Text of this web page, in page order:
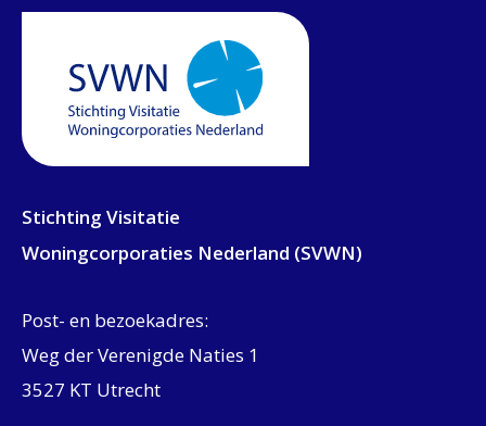
Stichting Visitatie
Woningcorporaties Nederland (SVWN)
Post- en bezoekadres:
Weg der Verenigde Naties 1
3527 KT Utrecht